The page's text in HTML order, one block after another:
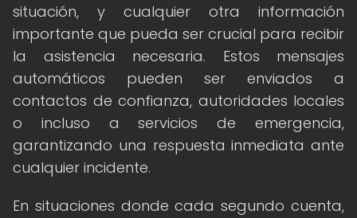
situación, y cualquier otra información
importante que pueda ser crucial para recibir
la asistencia necesaria. Estos mensajes
automáticos pueden ser enviados a
contactos de confianza, autoridades locales
o incluso a servicios de emergencia,
garantizando una respuesta inmediata ante
cualquier incidente.
En situaciones donde cada segundo cuenta,